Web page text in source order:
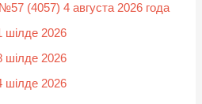
(4057) 4 августа 2026 года
шілде 2026
шілде 2026
шілде 2026